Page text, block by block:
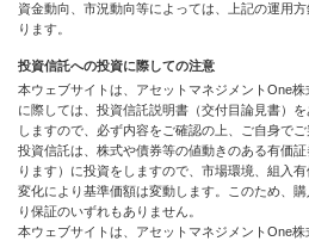
資金動向、市況動向等によっては、上記の運用
ります。
投資信託への投資に際しての注意
本ウェブサイトは、アセットマネジメントOne
に際しては、投資信託説明書（交付目論見書）
しますので、必ず内容をご確認の上、ご自身でご
投資信託は、株式や債券等の値動きのある有価
ります）に投資をしますので、市場環境、組入
変化により基準価額は変動します。このため、
り保証のいずれもありません。
本ウェブサイトは、アセットマネジメントOne